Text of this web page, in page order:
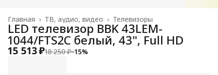
Телевизоры
ТВ, аудио, видео ›
Главная ›
LED телевизор BBK 43LEM-
1044/FTS2C белый, 43", Full HD
15 513 ₽18 250 ₽−15%